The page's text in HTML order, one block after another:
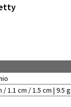
/ 1.1 cm / 1.5 cm | 9.5